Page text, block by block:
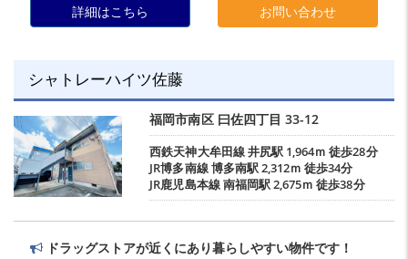
詳細はこちら お問い合わせ
シャトレーハイツ佐藤
福岡市南区 曰佐四丁目 33-12
西鉄天神大牟田線井尻駅1,964ｍ 徒歩28分
JR博多南線博多南駅2,312ｍ 徒歩34分
JR鹿児島本線南福岡駅2,675ｍ 徒歩38分
ドラッグストアが近くにあり暮らしやすい物件です！